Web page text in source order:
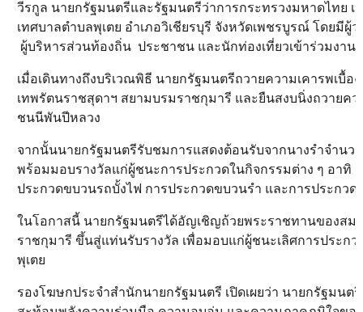
วีรกูล นายกรัฐมนตรีและรัฐมนตรีว่าการกระทรวงมหาดไทย เ
เทศบาลตำบลพุเตย อำเภอวิเชียรบุรี จังหวัดเพชรบูรณ์ โดยมี
ผู้บริหารส่วนท้องถิ่น ประชาชน และนักท่องเที่ยวเข้าร่วมงาน
เมื่อเดินทางถึงบริเวณพิธี นายกรัฐมนตรีถวายความเคารพเบื้
เทพรัตนราชสุดาฯ สยามบรมราชกุมารี และยืนสงบนิ่งถวายค
ชนนีพันปีหลวง
จากนั้นนายกรัฐมนตรีรับชมการแสดงต้อนรับจากนางรำจำน
พร้อมมอบรางวัลแก่ผู้ชนะการประกวดในกิจกรรมต่าง ๆ อาทิ
ประกวดขบวนรถบั้งไฟ การประกวดขบวนรำ และการประกว
ในโอกาสนี้ นายกรัฐมนตรีได้อัญเชิญถ้วยพระราชทานของสม
ราชกุมารี ขึ้นสู่แท่นรับรางวัล เพื่อมอบแก่ผู้ชนะเลิศการประก
พุเตย
รองโฆษกประจำสำนักนายกรัฐมนตรี เปิดเผยว่า นายกรัฐมน